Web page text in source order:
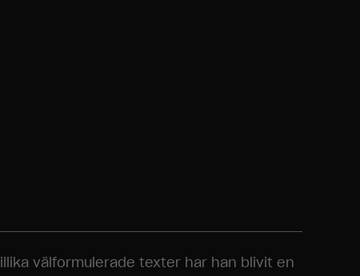
välformulerade texter har han blivit en